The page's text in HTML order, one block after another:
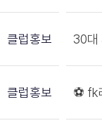
클럽홍보 30대
클럽홍보 ⚽️ fk